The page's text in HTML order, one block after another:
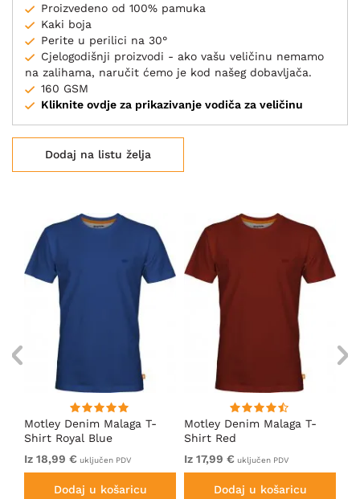
Proizvedeno od 100% pamuka
Kaki boja
Perite u perilici na 30°
Cjelogodišnji proizvodi - ako vašu veličinu nemamo
na zalihama, naručit ćemo je kod našeg dobavljača.
160 GSM
Kliknite ovdje za prikazivanje vodiča za veličinu
Dodaj na listu želja
Motley Denim Malaga T-
Shirt Royal Blue
Iz 18,99 € uključen PDV
Dodaj u košaricu
Motley Denim Malaga T-
Shirt Red
Iz 17,99 € uključen PDV
Dodaj u košaricu